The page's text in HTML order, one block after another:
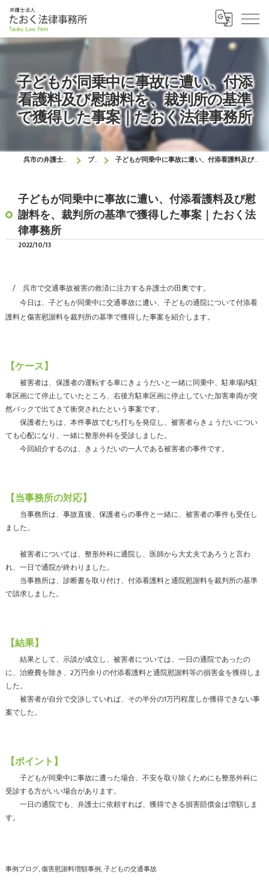
子どもが同乗中に事故に遭い、付添
看護料及び慰謝料を、裁判所の基準
で獲得した事案｜たおく法律事務所
呉市の弁護士はたおく法律事務所 ブログ 子どもが同乗中に事故に遭い、付添看護料及び慰謝料を、裁判所の基準で獲得した事案｜たおく法律事務所
子どもが同乗中に事故に遭い、付添看護料及び慰
謝料を、裁判所の基準で獲得した事案｜たおく法
律事務所
2022/10/13
呉市で交通事故被害の救済に注力する弁護士の田奧です。
今日は、子どもが同乗中に交通事故に遭い、子どもの通院について付添看
護料と傷害慰謝料を裁判所の基準で獲得した事案を紹介します。
【ケース】
被害者は、保護者の運転する車にきょうだいと一緒に同乗中、駐車場内駐
車区画にて停止していたところ、右後方駐車区画に停止していた加害車両が突
然バックで出てきて衝突されたという事案です。
保護者たちは、本件事故でむち打ちを発症し、被害者らきょうだいについ
ても心配になり、一緒に整形外科を受診しました。
今回紹介するのは、きょうだいの一人である被害者の事件です。
【当事務所の対応】
当事務所は、事故直後、保護者らの事件と一緒に、被害者の事件も受任し
ました。
被害者については、整形外科に通院し、医師から大丈夫であろうと言わ
れ、一日で通院が終わりました。
当事務所は、診断書を取り付け、付添看護料と通院慰謝料を裁判所の基準
で請求しました。
【結果】
結果として、示談が成立し、被害者については、一日の通院であったの
に、治療費を除き、2万円余りの付添看護料と通院慰謝料等の損害金を獲得しま
した。
被害者が自分で交渉していれば、その半分の1万円程度しか獲得できない事
案でした。
【ポイント】
子どもが同乗中に事故に遭った場合、不安を取り除くためにも整形外科に
受診する方がいい場合があります。
一日の通院でも、弁護士に依頼すれば、獲得できる損害賠償金は増額しま
す。
事例ブログ 傷害慰謝料増額事例 子どもの交通事故